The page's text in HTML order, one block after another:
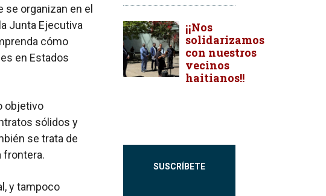
organizan en el
Junta Ejecutiva
cómo
en Estados
objetivo
sólidos y
se trata de
frontera.
y tampoco
¡¡Nos
solidarizamos
con nuestros
vecinos
haitianos!!
SUSCRÍBETE